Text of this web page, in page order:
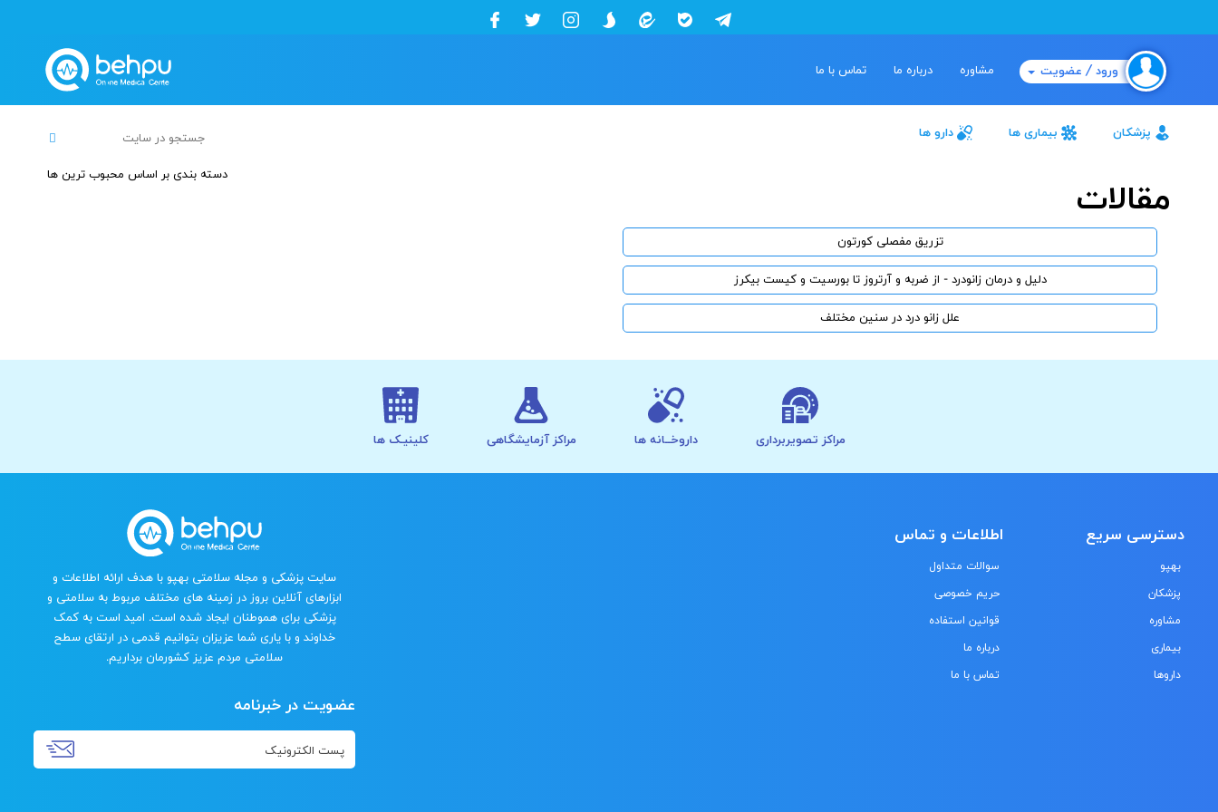
ورود / عضویت مشاوره درباره ما تماس با ما
پزشکان بیماری ها دارو ها
مقالات
دسته بندی بر اساس محبوب ترین ها
تزریق مفصلی کورتون
دلیل و درمان زانودرد - از ضربه و آرتروز تا بورسیت و کیست بیکرز
علل زانو درد در سنین مختلف
مراکز تصویربرداری داروخــانه ها مراکز آزمایشگاهی کلینیـک ها
سایت پزشکی و مجله سلامتی بهپو با هدف ارائه اطلاعات و
ابزارهای آنلاین بروز در زمینه های مختلف مربوط به سلامتی و
پزشکی برای هموطنان ایجاد شده است. امید است به کمک
خداوند و با یاری شما عزیزان بتوانیم قدمی در ارتقای سطح
سلامتی مردم عزیز کشورمان برداریم.
عضویت در خبرنامه
دسترسی سریع
بهپو
پزشکان
مشاوره
بیماری
داروها
اطلاعات و تماس
سوالات متداول
حریم خصوصی
قوانین استفاده
درباره ما
تماس با ما